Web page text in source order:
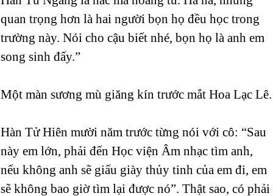
quan trọng hơn là hai người bọn họ đều học trong
trường này. Nói cho cậu biết nhé, bọn họ là anh em
song sinh đấy.”
Một màn sương mù giăng kín trước mắt Hoa Lạc Lê.
Hàn Tử Hiên mười năm trước từng nói với cô: “Sau
này em lớn, phải đến Học viện Âm nhạc tìm anh,
nếu không anh sẽ giấu giày thủy tinh của em đi, em
sẽ không bao giờ tìm lại được nó”. Thật sao, có phải